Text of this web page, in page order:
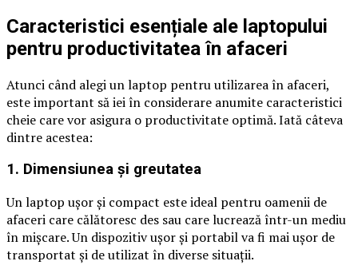
Caracteristici esențiale ale laptopului
pentru productivitatea în afaceri
Atunci când alegi un laptop pentru utilizarea în afaceri,
este important să iei în considerare anumite caracteristici
cheie care vor asigura o productivitate optimă. Iată câteva
dintre acestea:
1. Dimensiunea și greutatea
Un laptop ușor și compact este ideal pentru oamenii de
afaceri care călătoresc des sau care lucrează într-un mediu
în mișcare. Un dispozitiv ușor și portabil va fi mai ușor de
transportat și de utilizat în diverse situații.